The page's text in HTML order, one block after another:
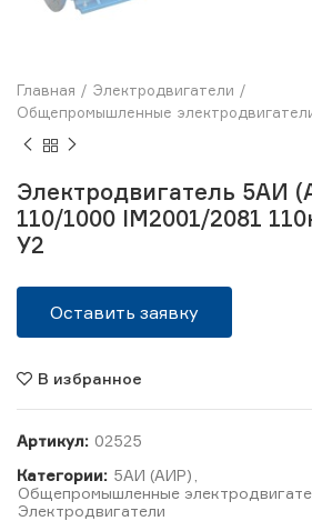
Главная
Электродвигатели
Общепромышленные
Электродвигатель 5АИ
110/1000 IM2001/2081
У2
Оставить заявку
В избранное
Артикул: 02525
Категории: 5АИ (АИР)
Общепромышленные
Электродвигатели